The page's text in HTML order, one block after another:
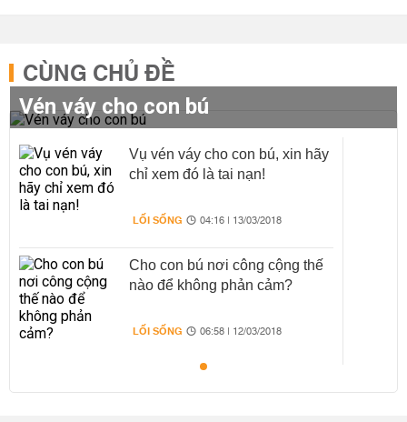
CÙNG CHỦ ĐỀ
Vén váy cho con bú
Vụ vén váy cho con bú, xin hãy
chỉ xem đó là tai nạn!
LỐI SỐNG 04:16 | 13/03/2018
Cho con bú nơi công cộng thế
nào để không phản cảm?
LỐI SỐNG 06:58 | 12/03/2018